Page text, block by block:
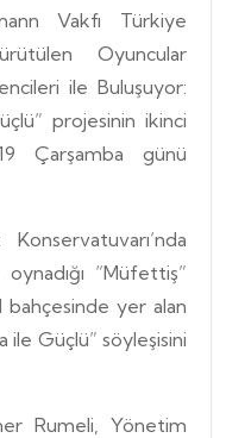
Vakfı Türkiye
Oyuncular
ile Buluşuyor:
projesinin ikinci
Çarşamba günü
“Müfettiş”
yer alan
Güçlü” söyleşisini
Rumeli, Yönetim